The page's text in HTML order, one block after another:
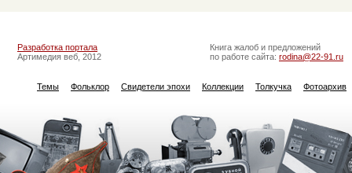
Разработка портала
Артимедия веб, 2012
Книга жалоб и предложений
по работе сайта: rodina@22-91.ru
Темы Фольклор Свидетели эпохи Коллекции Толкучка Фотоархив